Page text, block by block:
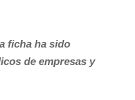
ficha ha sido
de empresas y